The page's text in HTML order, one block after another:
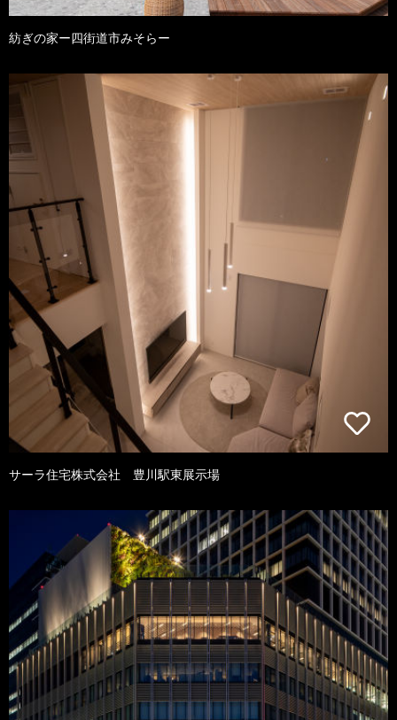
紡ぎの家ー四街道市みそらー
サーラ住宅株式会社 豊川駅東展示場